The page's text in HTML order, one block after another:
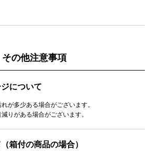
その他注意事項
について
が多少ある場合がございます。
りがある場合がございます。
箱付の商品の場合）